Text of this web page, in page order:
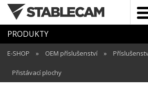
PRODUKTY
E-SHOP » OEM příslušenství »
Přistávací plochy